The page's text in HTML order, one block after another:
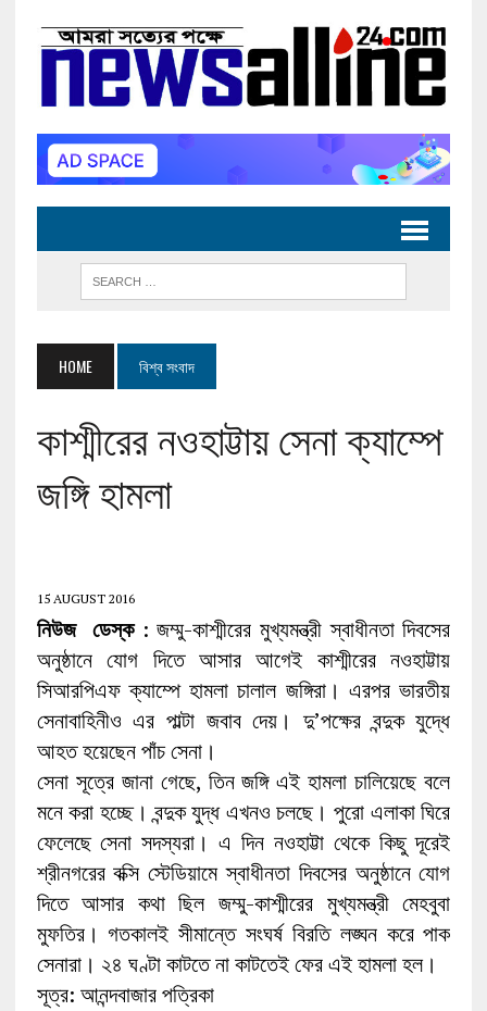
HOME বিশ্ব সংবাদ
কাশ্মীরের নওহাট্টায় সেনা ক্যাম্পে
জঙ্গি হামলা
15 AUGUST 2016
নিউজ ডেস্ক: জম্মু-কাশ্মীরের মুখ্যমন্ত্রী স্বাধীনতা দিবসের
অনুষ্ঠানে যোগ দিতে আসার আগেই কাশ্মীরের নওহাট্টায়
সিআরপিএফ ক্যাম্পে হামলা চালাল জঙ্গিরা। এরপর ভারতীয়
সেনাবাহিনীও এর পাল্টা জবাব দেয়। দু’পক্ষের বন্দুক যুদ্ধে
আহত হয়েছেন পাঁচ সেনা।
সেনা সূত্রে জানা গেছে, তিন জঙ্গি এই হামলা চালিয়েছে বলে
মনে করা হচ্ছে। বন্দুক যুদ্ধ এখনও চলছে। পুরো এলাকা ঘিরে
ফেলেছে সেনা সদস্যরা। এ দিন নওহাট্টা থেকে কিছু দূরেই
শ্রীনগরের বক্সি স্টেডিয়ামে স্বাধীনতা দিবসের অনুষ্ঠানে যোগ
দিতে আসার কথা ছিল জম্মু-কাশ্মীরের মুখ্যমন্ত্রী মেহবুবা
মুফতির। গতকালই সীমান্তে সংঘর্ষ বিরতি লঙ্ঘন করে পাক
সেনারা। ২৪ ঘণ্টা কাটতে না কাটতেই ফের এই হামলা হল।
সূত্র: আনন্দবাজার পত্রিকা